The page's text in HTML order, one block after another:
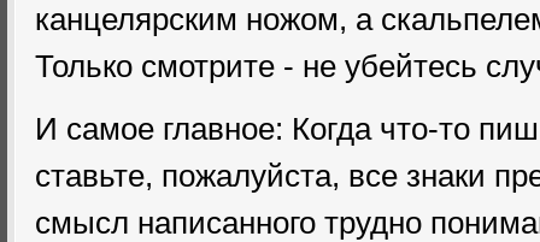
канцелярским ножом, а
Только смотрите - не убейтесь
И самое главное: Когда что-то
ставьте, пожалуйста, все знаки
смысл написанного трудно